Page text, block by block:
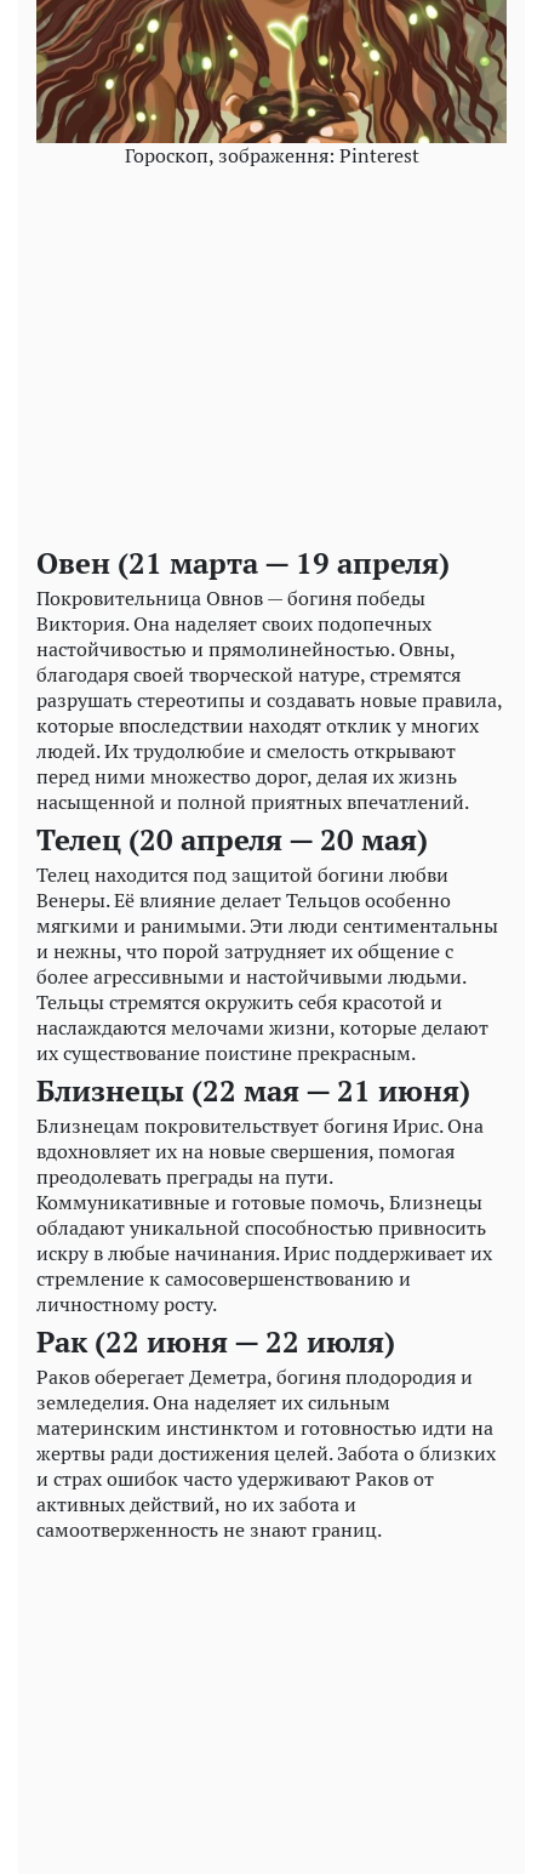
Гороскоп, зображення: Pinterest
Овен (21 марта — 19 апреля)
Покровительница Овнов — богиня победы
Виктория. Она наделяет своих подопечных
настойчивостью и прямолинейностью. Овны,
благодаря своей творческой натуре, стремятся
разрушать стереотипы и создавать новые правила,
которые впоследствии находят отклик у многих
людей. Их трудолюбие и смелость открывают
перед ними множество дорог, делая их жизнь
насыщенной и полной приятных впечатлений.
Телец (20 апреля — 20 мая)
Телец находится под защитой богини любви
Венеры. Её влияние делает Тельцов особенно
мягкими и ранимыми. Эти люди сентиментальны
и нежны, что порой затрудняет их общение с
более агрессивными и настойчивыми людьми.
Тельцы стремятся окружить себя красотой и
наслаждаются мелочами жизни, которые делают
их существование поистине прекрасным.
Близнецы (22 мая — 21 июня)
Близнецам покровительствует богиня Ирис. Она
вдохновляет их на новые свершения, помогая
преодолевать преграды на пути.
Коммуникативные и готовые помочь, Близнецы
обладают уникальной способностью привносить
искру в любые начинания. Ирис поддерживает их
стремление к самосовершенствованию и
личностному росту.
Рак (22 июня — 22 июля)
Раков оберегает Деметра, богиня плодородия и
земледелия. Она наделяет их сильным
материнским инстинктом и готовностью идти на
жертвы ради достижения целей. Забота о близких
и страх ошибок часто удерживают Раков от
активных действий, но их забота и
самоотверженность не знают границ.